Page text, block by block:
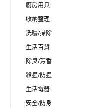
廚房用具
收納整理
洗曬/掃除
生活百貨
除臭/芳香
殺蟲/防蟲
生活電器
安全/防身